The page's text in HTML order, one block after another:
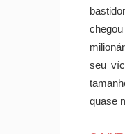
seu
quase